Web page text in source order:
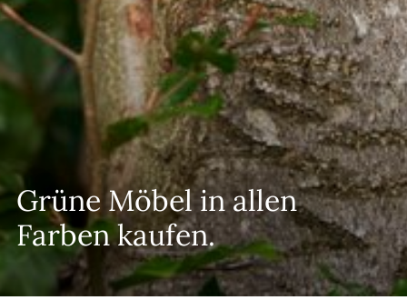
Grüne Möbel in allen
Farben kaufen.